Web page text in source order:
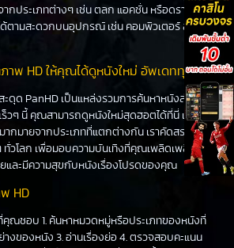
กประเภทต่างๆ เช่น ตลก แอคชั่น หรือดราม่า
ตามสะดวกบนอุปกรณ์ เช่น คอมพิวเตอร์ สมา
าพ HD ให้คุณได้ดูหนังใหม่ อัพเดททุกวัน
ะดุด PanHD เป็นแหล่งรวมการค้นหาหนังล่าสุด
เร็วๆ นี้ คุณสามารถดูหนังใหม่สุดฮอตได้ที่นี่ เช่น
กมายจากประเภทที่แตกต่างกัน เราคัดสรร
ทั่วโลก เพื่อมอบความบันเทิงที่คุณเพลิดเพลิน
และมีความสุขกับหนังเรื่องโปรดของคุณ
HD
คุณชอบ 1. ค้นหาหมวดหมู่หรือประเภทของหนังที่
งของหนัง 3. อ่านเรื่องย่อ 4. ตรวจสอบคะแนน